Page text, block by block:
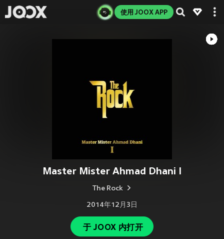
使用 JOOX APP
Master Mister Ahmad Dhani I
The Rock
2014年12月3日
于 JOOX 内打开